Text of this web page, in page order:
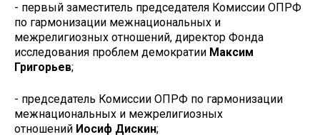
- первый заместитель председателя Комиссии ОПРФ
по гармонизации межнациональных и
межрелигиозных отношений, директор Фонда
исследования проблем демократии Максим
Григорьев;
- председатель Комиссии ОПРФ по гармонизации
межнациональных и межрелигиозных
отношений Иосиф Дискин;